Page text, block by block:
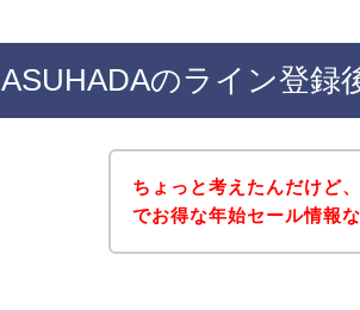
ASUHADAのライン登録
ちょっと考えたんだけど
でお得な年始セール情報